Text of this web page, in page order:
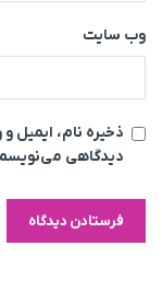
وب‌ سایت
ذخیره نام، ایمیل
دیدگاهی